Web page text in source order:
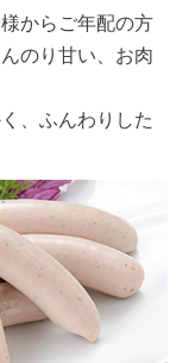
からご年配の方
のり甘い、お肉
、ふんわりした